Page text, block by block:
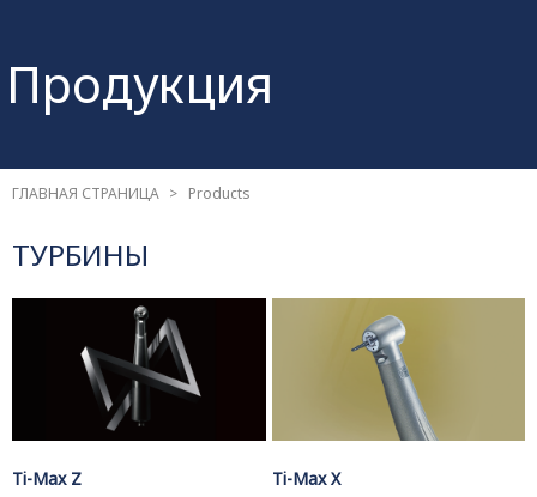
Продукция
ГЛАВНАЯ СТРАНИЦА Products
ТУРБИНЫ
Ti-Max Z
Ti-Max X